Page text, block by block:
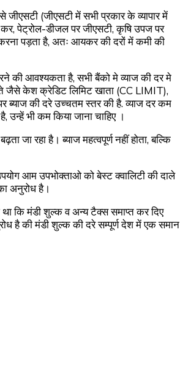
(जीएसटी में सभी प्रकार के व्यापार में
पेट्रोल-डीजल पर जीएसटी, कृषि उपज पर
करना पड़ता है, अतः आयकर की दरों में कमी की
की आवश्यकता है, सभी बैंको मे व्याज की दर मे
जैसे केश क्रेडिट लिमिट खाता (CC LIMIT),
ब्याज की दरे उच्चतम स्तर की है. व्याज दर कम
उन्हें भी कम किया जाना चाहिए ।
जा रहा है। ब्याज महत्वपूर्ण नहीं होता, बल्कि
आम उपभोक्ताओ को बेस्ट क्वालिटी की दाले
अनुरोध है।
कि मंडी शुल्क व अन्य टैक्स समाप्त कर दिए
है की मंडी शुल्क की दरे सम्पूर्ण देश में एक समान